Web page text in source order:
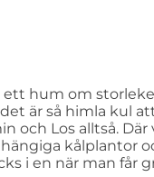
hum om
är så himla kul
och Los alltså.
kålplantor
i en när man får